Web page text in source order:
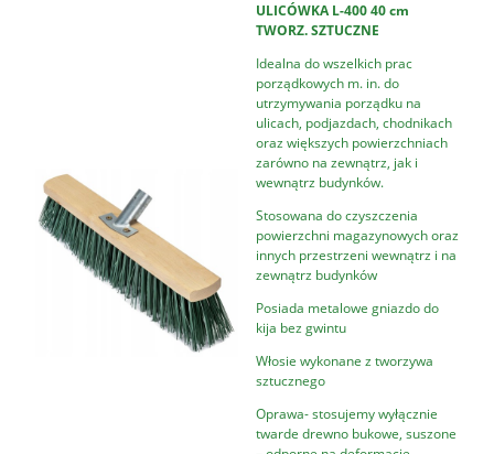
ULICÓWKA L-400 40 cm
TWORZ. SZTUCZNE
Idealna do wszelkich prac
porządkowych m. in. do
utrzymywania porządku na
ulicach, podjazdach, chodnikach
oraz większych powierzchniach
zarówno na zewnątrz, jak i
wewnątrz budynków.
Stosowana do czyszczenia
powierzchni magazynowych oraz
innych przestrzeni wewnątrz i na
zewnątrz budynków
Posiada metalowe gniazdo do
kija bez gwintu
Włosie wykonane z tworzywa
sztucznego
Oprawa- stosujemy wyłącznie
twarde drewno bukowe, suszone